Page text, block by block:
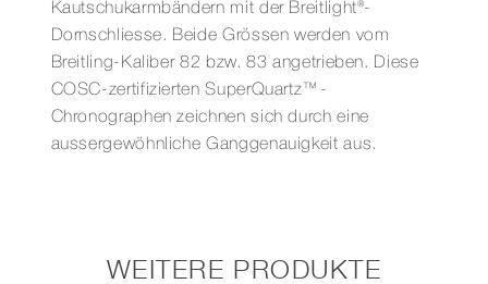
Kautschukarmbändern mit der Breitlight®-
Dornschliesse. Beide Grössen werden vom
Breitling-Kaliber 82 bzw. 83 angetrieben. Diese
COSC-zertifizierten SuperQuartz™-
Chronographen zeichnen sich durch eine
aussergewöhnliche Ganggenauigkeit aus.
WEITERE PRODUKTE